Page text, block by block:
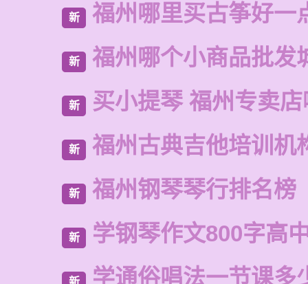
新 福州哪里买古筝好一
新 福州哪个小商品批发
新 买小提琴 福州专卖
新 福州古典吉他培训机
新 福州钢琴琴行排名榜
新 学钢琴作文800字高
新 学通俗唱法一节课多